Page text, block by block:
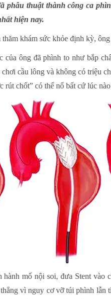
phẫu thuật thành công ca
hiện nay.
khám sức khỏe định kỳ,
ông đã phình to như bắp
cầu lông và không có triệu
chốt” có thể nổ bất cứ lúc
mổ nội soi, đưa Stent
vì nguy cơ vỡ túi phình lẫn